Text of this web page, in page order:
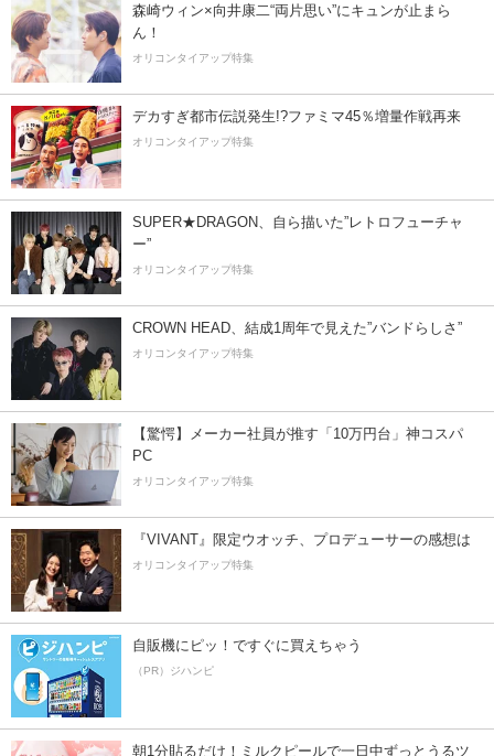
森崎ウィン×向井康二“両片思い”にキュンが止まら
ん！
オリコンタイアップ特集
デカすぎ都市伝説発生!?ファミマ45％増量作戦再来
オリコンタイアップ特集
SUPER★DRAGON、自ら描いた”レトロフューチャ
ー”
オリコンタイアップ特集
CROWN HEAD、結成1周年で見えた”バンドらしさ”
オリコンタイアップ特集
【驚愕】メーカー社員が推す「10万円台」神コスパ
PC
オリコンタイアップ特集
『VIVANT』限定ウオッチ、プロデューサーの感想は
オリコンタイアップ特集
自販機にピッ！ですぐに買えちゃう
（PR）ジハンピ
朝1分貼るだけ！ミルクピールで一日中ずっとうるツ